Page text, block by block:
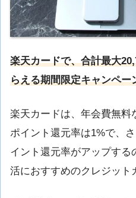
楽天カードで、合計最大
らえる期間限定キャンペー
楽天カードは、年会費無料
ポイント還元率は1%で、
イント還元率がアップする
活におすすめのクレジット